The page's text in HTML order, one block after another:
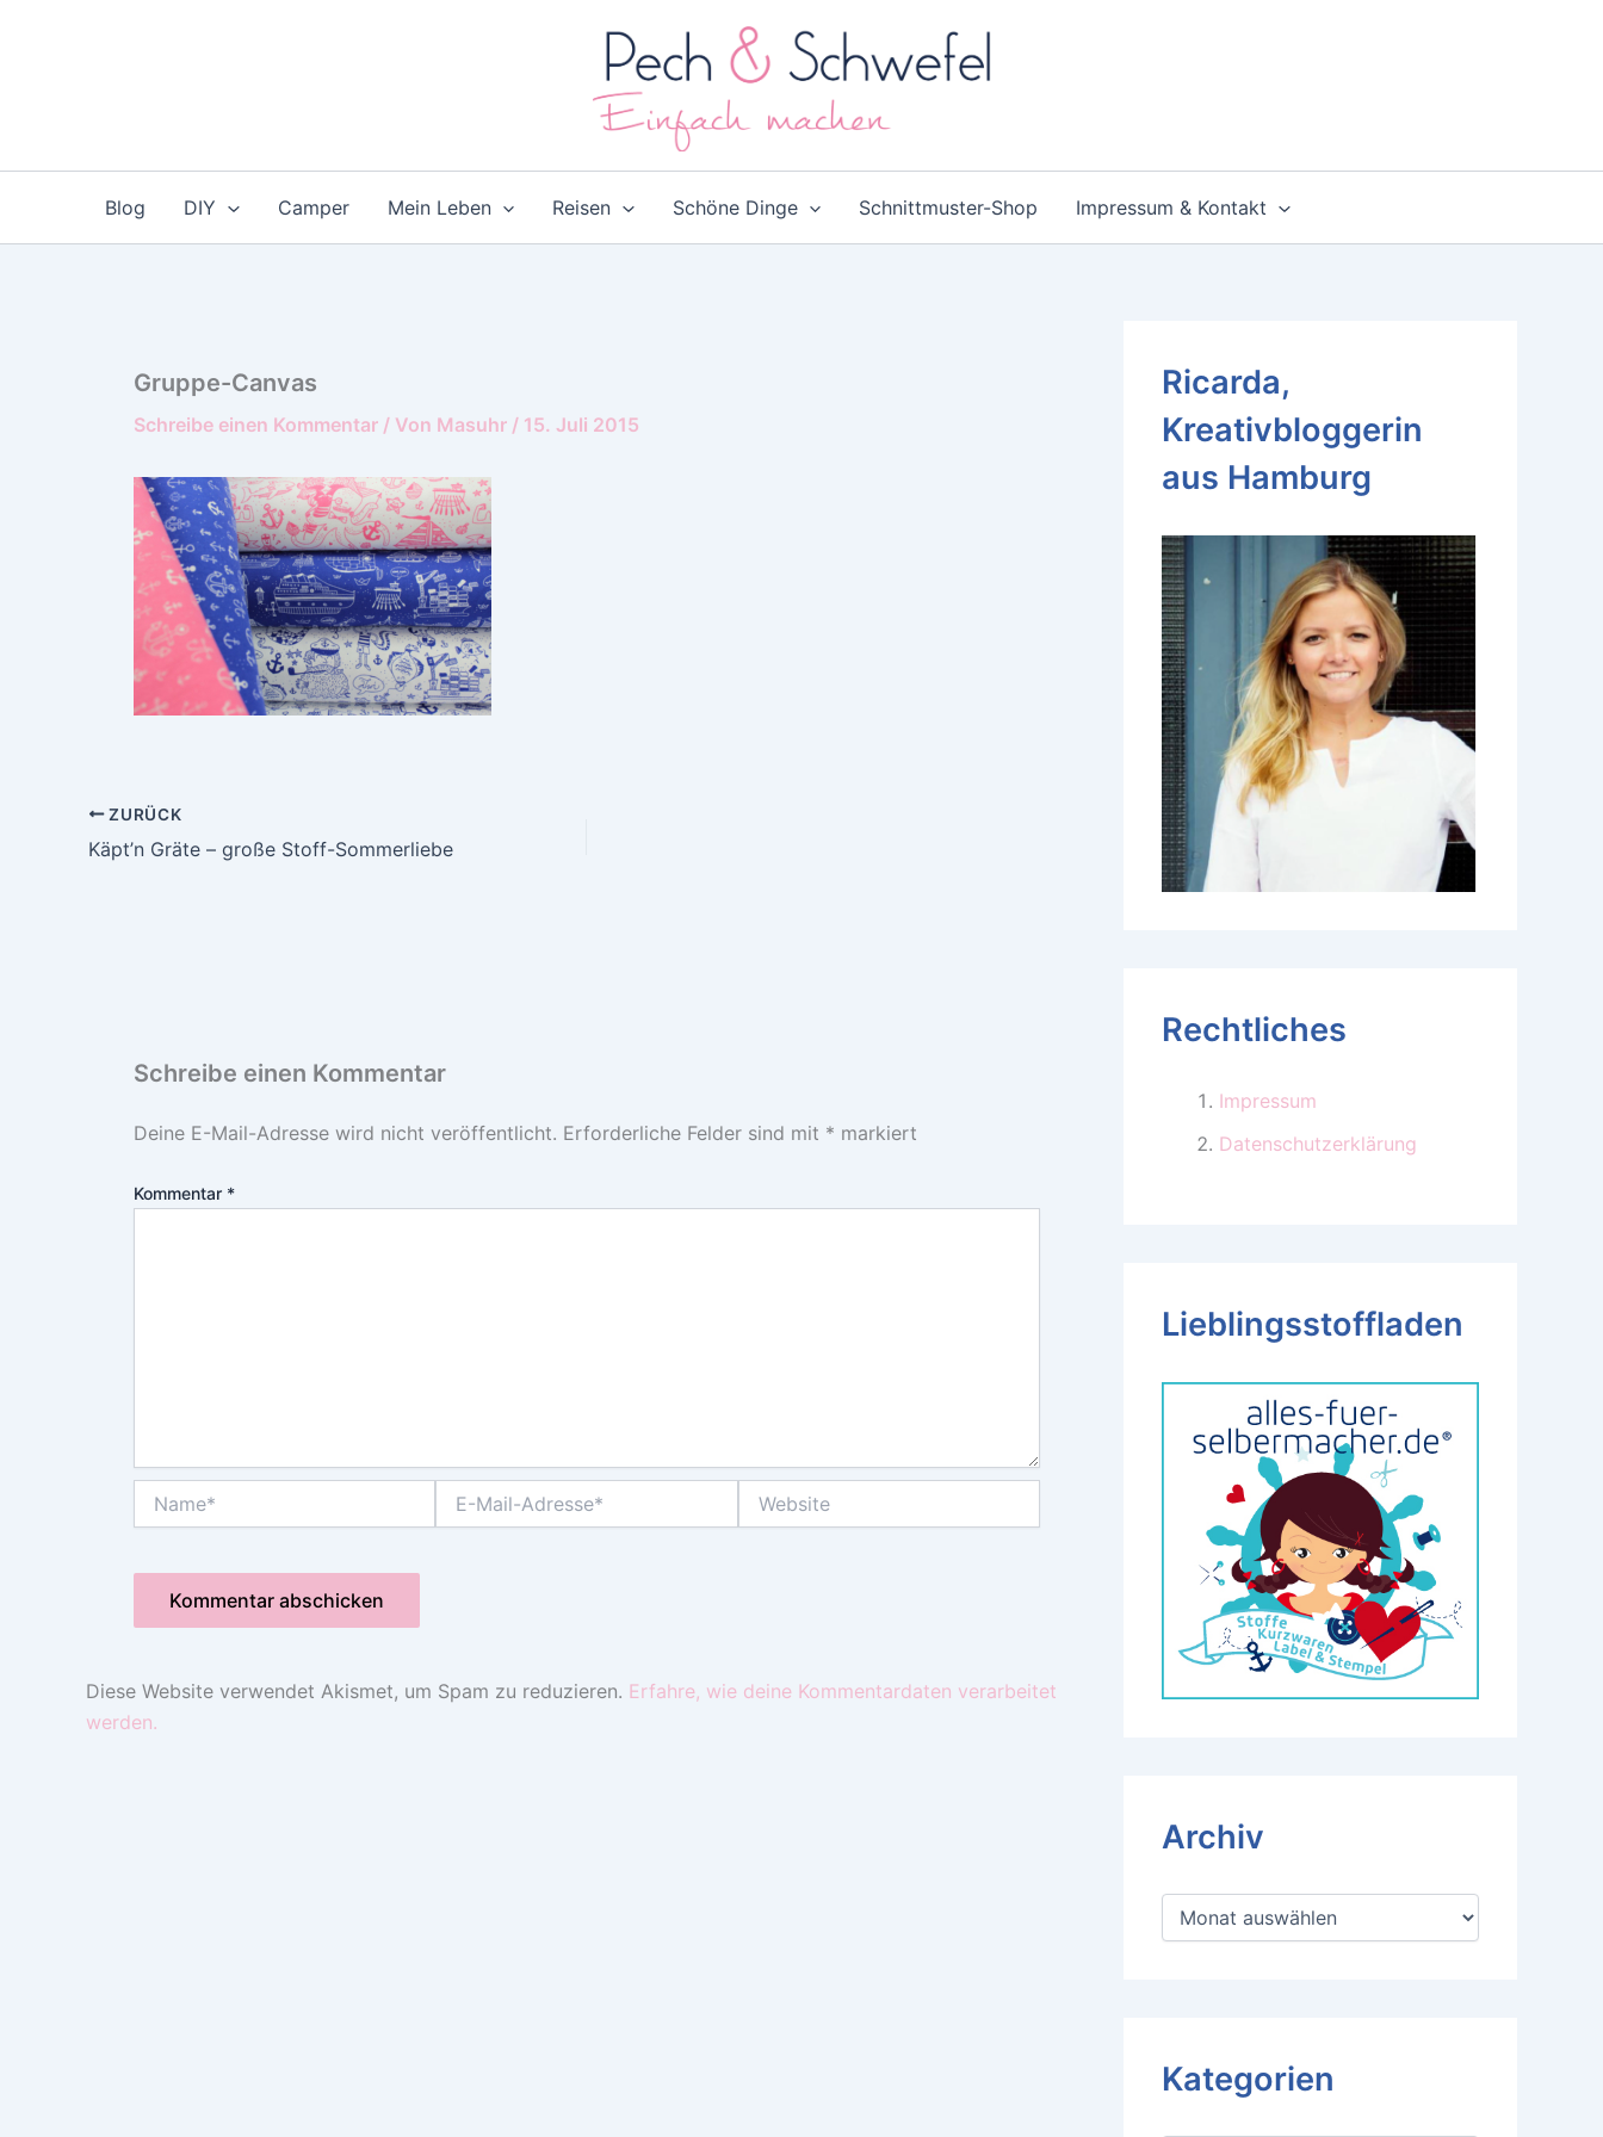
Blog DIY Camper Mein Leben Reisen Schöne Dinge Schnittmuster-Shop Impressum & Kontakt
Gruppe-Canvas
Schreibe einen Kommentar / Von Masuhr / 15. Juli 2015
ZURÜCK
Käpt’n Gräte – große Stoff-Sommerliebe
Schreibe einen Kommentar
Deine E-Mail-Adresse wird nicht veröffentlicht. Erforderliche Felder sind mit * markiert
Kommentar *
Mail-
Diese Website verwendet Akismet, um Spam zu reduzieren. Erfahre, wie deine Kommentardaten verarbeitet
werden.
Ricarda,
Kreativbloggerin
aus Hamburg
Rechtliches
Impressum
Datenschutzerklärung
Lieblingsstoffladen
Archiv
A
Kategorien